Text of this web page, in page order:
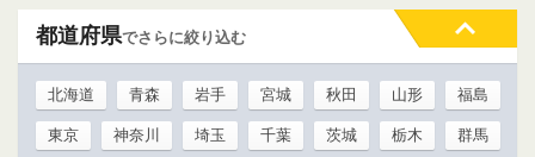
都道府県でさらに絞り込む
北海道 青森 岩手 宮城 秋田 山形 福島
東京 神奈川 埼玉 千葉 茨城 栃木 群馬